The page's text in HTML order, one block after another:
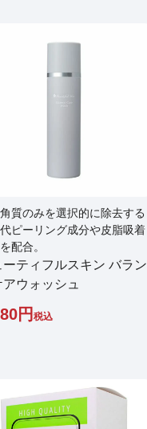
質のみを選択的に除去する
ピーリング成分や皮脂吸着
配合。
ーティフルスキン バラン
アウォッシュ
税込